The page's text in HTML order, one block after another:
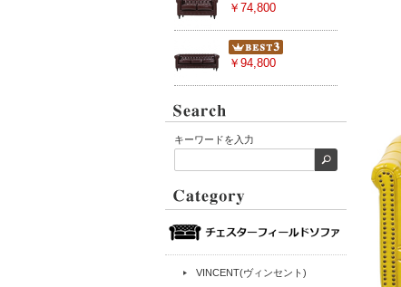
￥74,800
￥94,800
キーワードを入力
VINCENT(ヴィンセント)